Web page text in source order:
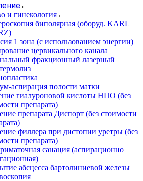
и гинекология
биполярная (оборуд. KARL
1 зона (с использованием энергии)
цервикального канала
фракционный лазерный
аспирация полости матки
гиалуроновой кислоты НПО (без
препарата)
препарата Диспорт (без стоимости
филлера при дистопии уретры (без
препарата)
санация (аспирационно
абсцесса бартолиниевой железы